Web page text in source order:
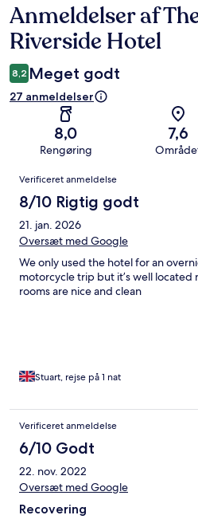
Anmeldelser
Anmeldelser af
Riverside Hotel
8,2 Meget godt
27 anmeldelser
8,0
Rengøring
7,6
Anmeldelser
Verificeret anmeldelse
8/10 Rigtig godt
21. jan. 2026
Oversæt med Google
We only used the hotel for an
motorcycle trip but it’s well
rooms are nice and clean
Stuart, rejse på 1 nat
Verificeret anmeldelse
6/10 Godt
22. nov. 2022
Oversæt med Google
Recovering